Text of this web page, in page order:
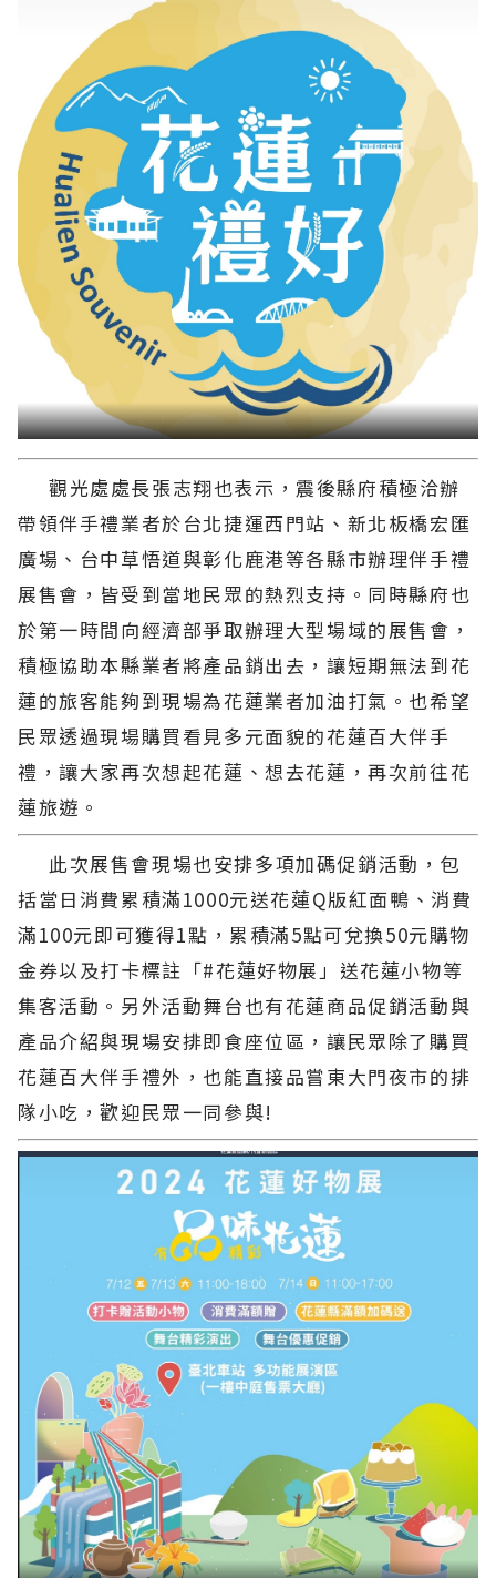
觀光處處長張志翔也表示，震後縣府積極洽辦
帶領伴手禮業者於台北捷運西門站、新北板橋宏匯
廣場、台中草悟道與彰化鹿港等各縣市辦理伴手禮
展售會，皆受到當地民眾的熱烈支持。同時縣府也
於第一時間向經濟部爭取辦理大型場域的展售會，
積極協助本縣業者將產品銷出去，讓短期無法到花
蓮的旅客能夠到現場為花蓮業者加油打氣。也希望
民眾透過現場購買看見多元面貌的花蓮百大伴手
禮，讓大家再次想起花蓮、想去花蓮，再次前往花
蓮旅遊。
此次展售會現場也安排多項加碼促銷活動，包
括當日消費累積滿1000元送花蓮Q版紅面鴨、消費
滿100元即可獲得1點，累積滿5點可兌換50元購物
金券以及打卡標註「#花蓮好物展」送花蓮小物等
集客活動。另外活動舞台也有花蓮商品促銷活動與
產品介紹與現場安排即食座位區，讓民眾除了購買
花蓮百大伴手禮外，也能直接品嘗東大門夜市的排
隊小吃，歡迎民眾一同參與!